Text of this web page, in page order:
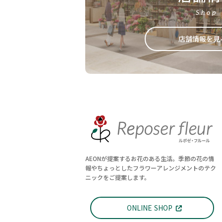
Shop
店舗情報を見
AEONが提案するお花のある生活。季節の花の情
報やちょっとしたフラワーアレンジメントのテク
ニックをご提案します。
ONLINE SHOP